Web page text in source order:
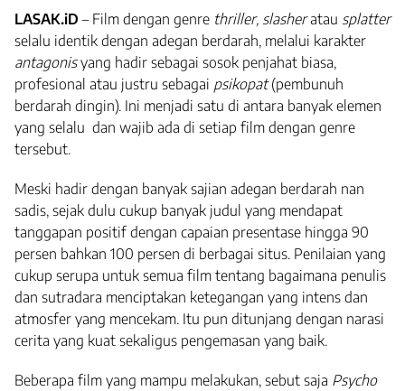
LASAK.iD – Film dengan genre thriller, slasheratau splatter
selalu identik dengan adegan berdarah, melalui karakter
antagonisyang hadir sebagai sosok penjahat biasa,
profesional atau justru sebagai psikopat(pembunuh
berdarah dingin). Ini menjadi satu di antara banyak elemen
yang selalu dan wajib ada di setiap film dengan genre
tersebut.
Meski hadir dengan banyak sajian adegan berdarah nan
sadis, sejak dulu cukup banyak judul yang mendapat
tanggapan positif dengan capaian presentase hingga 90
persen bahkan 100 persen di berbagai situs. Penilaian yang
cukup serupa untuk semua film tentang bagaimana penulis
dan sutradara menciptakan ketegangan yang intens dan
atmosfer yang mencekam. Itu pun ditunjang dengan narasi
cerita yang kuat sekaligus pengemasan yang baik.
Beberapa film yang mampu melakukan, sebut saja Psycho